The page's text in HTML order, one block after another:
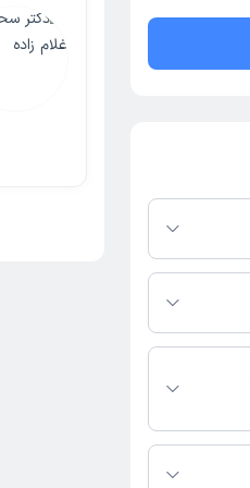
در پلتفرم
در صورت فعال
با خدمات
با عمومی فعالیت